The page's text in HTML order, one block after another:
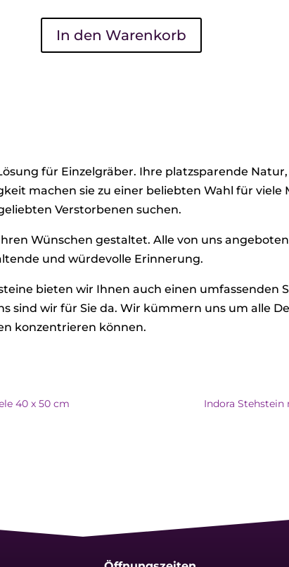
Indora
In den Warenkorb
für Einzelgräber. Ihre platzsparende
machen sie zu einer beliebten Wahl für viele
Verstorbenen suchen.
Wünschen gestaltet. Alle von uns
und würdevolle Erinnerung.
bieten wir Ihnen auch einen umfassenden
sind wir für Sie da. Wir kümmern uns um alle
konzentrieren können.
40 x 50 cm Indora Stehstein